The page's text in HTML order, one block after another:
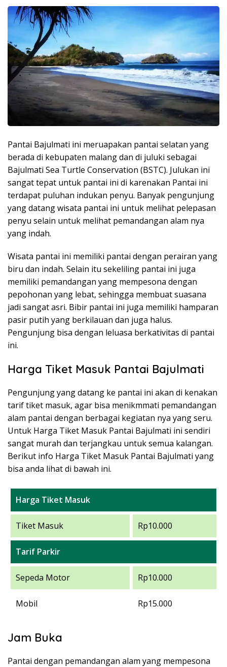
Pantai Bajulmati ini meruapakan pantai selatan yang
berada di kebupaten malang dan di juluki sebagai
Bajulmati Sea Turtle Conservation (BSTC). Julukan ini
sangat tepat untuk pantai ini di karenakan Pantai ini
terdapat puluhan indukan penyu. Banyak pengunjung
yang datang wisata pantai ini untuk melihat pelepasan
penyu selain untuk melihat pemandangan alam nya
yang indah.
Wisata pantai ini memiliki pantai dengan perairan yang
biru dan indah. Selain itu sekeliling pantai ini juga
memiliki pemandangan yang mempesona dengan
pepohonan yang lebat, sehingga membuat suasana
jadi sangat asri. Bibir pantai ini juga memiliki hamparan
pasir putih yang berkilauan dan juga halus.
Pengunjung bisa dengan leluasa berkativitas di pantai
ini.
Harga Tiket Masuk Pantai Bajulmati
Pengunjung yang datang ke pantai ini akan di kenakan
tarif tiket masuk, agar bisa menikmmati pemandangan
alam pantai dengan berbagai kegiatan nya yang seru.
Untuk Harga Tiket Masuk Pantai Bajulmati ini sendiri
sangat murah dan terjangkau untuk semua kalangan.
Berikut info Harga Tiket Masuk Pantai Bajulmati yang
bisa anda lihat di bawah ini.
Harga Tiket Masuk
Tiket Masuk Rp10.000
Tarif Parkir
Sepeda Motor Rp10.000
Mobil Rp15.000
Jam Buka
Pantai dengan pemandangan alam yang mempesona